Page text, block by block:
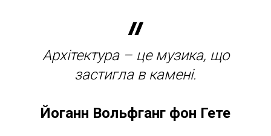
Архітектура – це музика, що
застигла в камені.
Йоганн Вольфганг фон Гете